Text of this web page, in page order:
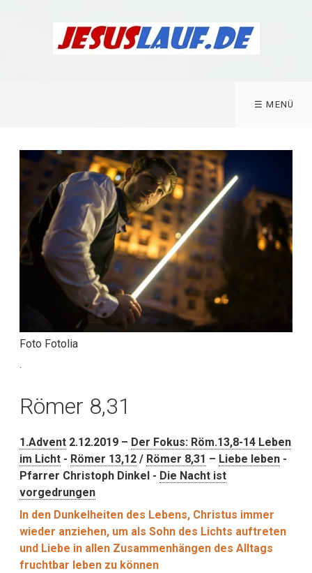
☰ MENÜ
Foto Fotolia
.
Römer 8,31
1.Advent 2.12.2019 – Der Fokus: Röm.13,8-14 Leben
im Licht - Römer 13,12 / Römer 8,31 – Liebe leben -
Pfarrer Christoph Dinkel - Die Nacht ist
vorgedrungen
In den Dunkelheiten des Lebens, Christus immer
wieder anziehen, um als Sohn des Lichts auftreten
und Liebe in allen Zusammenhängen des Alltags
fruchtbar leben zu können